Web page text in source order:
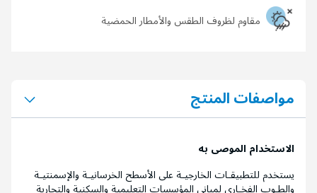
مقاوم لظروف الطقس والأمطار الحمضية
مواصفات المنتج
الاستخدام الموصى به
يستخدم للتطبيقـات الخارجيـة على الأسطح الخرسانيـة والإسمنتيـة